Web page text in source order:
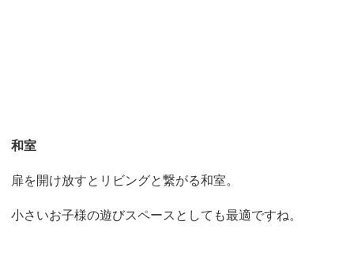
和室
扉を開け放すとリビングと繋がる和室。
小さいお子様の遊びスペースとしても最適ですね。